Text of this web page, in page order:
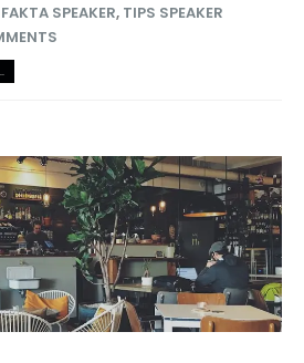
FAKTA SPEAKER, TIPS SPEAKER